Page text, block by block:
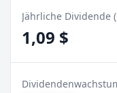
Jährliche Dividende
1,09 $